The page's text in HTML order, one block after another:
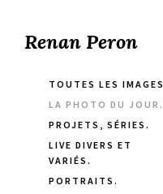
Renan Peron
TOUTES LES IMAGES
LA PHOTO DU JOUR.
PROJETS, SÉRIES.
LIVE DIVERS ET
VARIÉS.
PORTRAITS.